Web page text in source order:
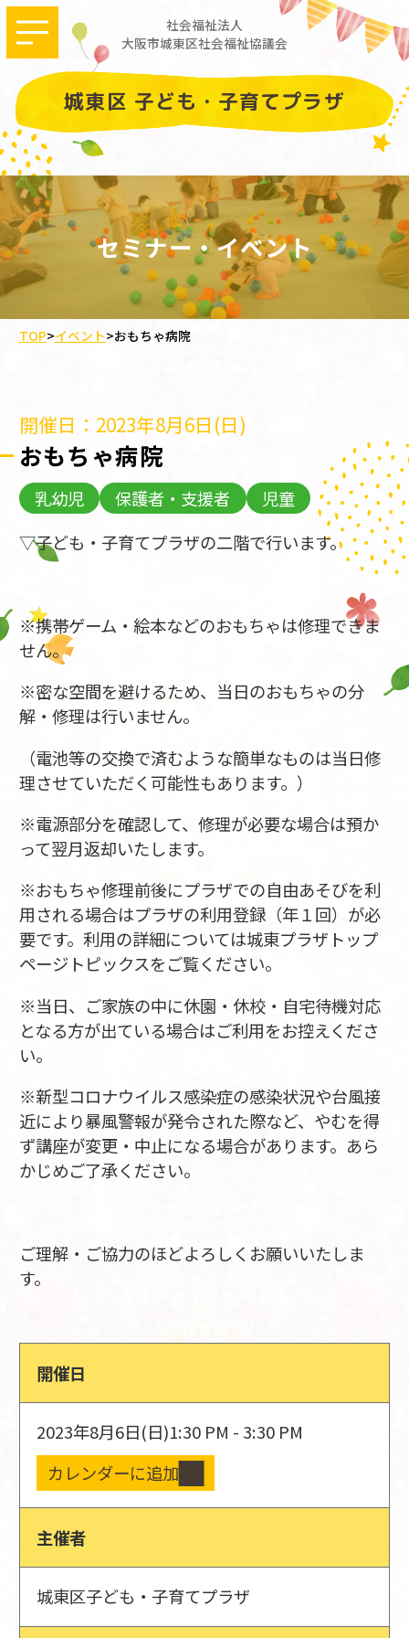
社会福祉法人
大阪市城東区社会福祉協議会
城東区 子ども・子育てプラザ
セミナー・イベント
TOP>イベント>おもちゃ病院
開催日：2023年8月6日(日)
おもちゃ病院
乳幼児 保護者・支援者
児童
▽子ども・子育てプラザの二階で行います。
※携帯ゲーム・絵本などのおもちゃは修理できま
せん。
※密な空間を避けるため、当日のおもちゃの分
解・修理は行いません。
（電池等の交換で済むような簡単なものは当日修
理させていただく可能性もあります。）
※電源部分を確認して、修理が必要な場合は預か
って翌月返却いたします。
※おもちゃ修理前後にプラザでの自由あそびを利
用される場合はプラザの利用登録（年１回）が必
要です。利用の詳細については城東プラザトップ
ページトピックスをご覧ください。
※当日、ご家族の中に休園・休校・自宅待機対応
となる方が出ている場合はご利用をお控えくださ
い。
※新型コロナウイルス感染症の感染状況や台風接
近により暴風警報が発令された際など、やむを得
ず講座が変更・中止になる場合があります。あら
かじめご了承ください。
ご理解・ご協力のほどよろしくお願いいたしま
す。
開催日
2023年8月6日(日)1:30 PM - 3:30 PM
カレンダーに追加
主催者
城東区子ども・子育てプラザ